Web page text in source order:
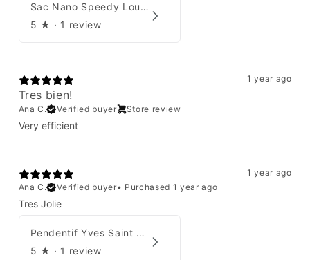
Sac Nano Speedy Louis Vuitton X Yayoi Kusama
5 ★ · 1 review
1 year ago
Tres bien!
Ana C. Verified buyer Store review
Very efficient
1 year ago
Ana C.
Verified buyer• Purchased 1 year ago
Tres Jolie
Pendentif Yves Saint Laurent
5 ★ · 1 review